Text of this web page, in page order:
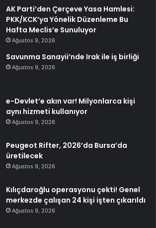
AK Parti’den Çerçeve Yasa Hamlesi:
PKK/KCK’ya Yönelik Düzenleme Bu
Hafta Meclis’e Sunuluyor
Ağustos 9, 2026
Savunma Sanayii’nde Irak ile iş birliği
Ağustos 9, 2026
e-Devlet’e akın var! Milyonlarca kişi
aynı hizmeti kullanıyor
Ağustos 9, 2026
Peugeot Rifter, 2026’da Bursa’da
üretilecek
Ağustos 9, 2026
Kılıçdaroğlu operasyonu çekti! Genel
merkezde çalışan 24 kişi işten çıkarıldı
Ağustos 9, 2026